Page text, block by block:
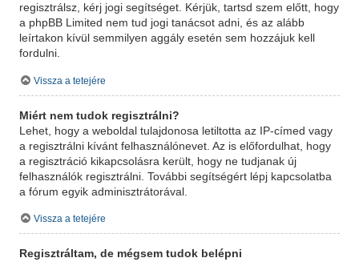
regisztrálsz, kérj jogi segítséget. Kérjük, tartsd szem előtt, hogy
a phpBB Limited nem tud jogi tanácsot adni, és az alább
leírtakon kívül semmilyen aggály esetén sem hozzájuk kell
fordulni.
Vissza a tetejére
Miért nem tudok regisztrálni?
Lehet, hogy a weboldal tulajdonosa letiltotta az IP-címed vagy
a regisztrálni kívánt felhasználónevet. Az is előfordulhat, hogy
a regisztráció kikapcsolásra került, hogy ne tudjanak új
felhasználók regisztrálni. További segítségért lépj kapcsolatba
a fórum egyik adminisztrátorával.
Vissza a tetejére
Regisztráltam, de mégsem tudok belépni